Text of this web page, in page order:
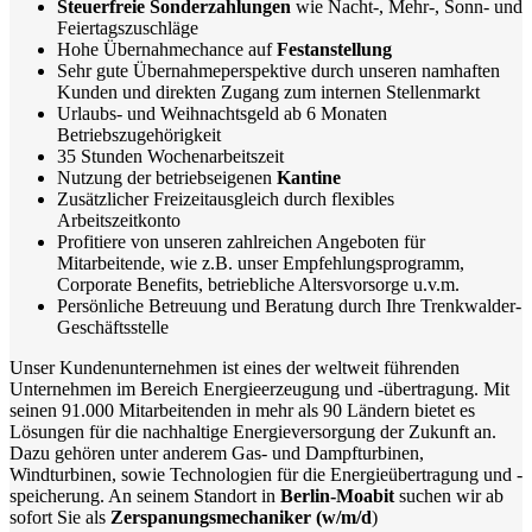
Steuerfreie Sonderzahlungen wie Nacht-, Mehr-, Sonn- und
Feiertagszuschläge
Hohe Übernahmechance aufFestanstellung
Sehr gute Übernahmeperspektive durch unseren namhaften
Kunden und direkten Zugang zum internen Stellenmarkt
Urlaubs- und Weihnachtsgeld ab 6 Monaten
Betriebszugehörigkeit
35 Stunden Wochenarbeitszeit
Nutzung der betriebseigenen Kantine
Zusätzlicher Freizeitausgleich durch flexibles
Arbeitszeitkonto
Profitiere von unseren zahlreichen Angeboten für
Mitarbeitende, wie z.B. unser Empfehlungsprogramm,
Corporate Benefits, betriebliche Altersvorsorge u.v.m.
Persönliche Betreuung und Beratung durch Ihre Trenkwalder-
Geschäftsstelle
Unser Kundenunternehmen ist eines der weltweit führenden
Unternehmen im Bereich Energieerzeugung und -übertragung. Mit
seinen 91.000 Mitarbeitenden in mehr als 90 Ländern bietet es
Lösungen für die nachhaltige Energieversorgung der Zukunft an.
Dazu gehören unter anderem Gas- und Dampfturbinen,
Windturbinen, sowie Technologien für die Energieübertragung und -
speicherung. An seinem Standort in Berlin-Moabit suchen wir ab
sofort Sie als Zerspanungsmechaniker (w/m/d)